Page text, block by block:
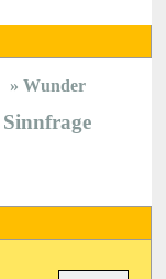
Wunder
Sinnfrage